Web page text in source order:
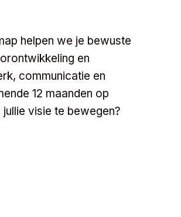
helpen we je bewuste
en
communicatie en
12 maanden op
visie te bewegen?